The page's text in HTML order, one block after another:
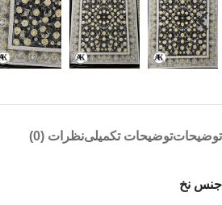
توضیحاتتوضیحات تکمیلینظرات (0)
جنس نخ